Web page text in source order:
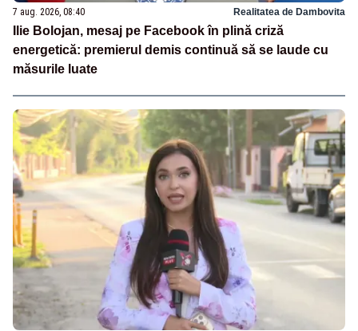
7 aug. 2026, 08:40 Realitatea de Dambovita
Ilie Bolojan, mesaj pe Facebook în plină criză
energetică: premierul demis continuă să se laude cu
măsurile luate